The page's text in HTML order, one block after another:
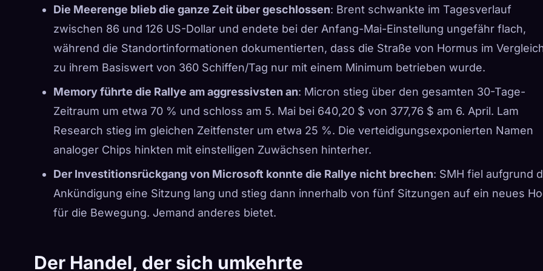
Die Meerenge blieb die ganze Zeit über geschlossen: Brent schwankte im Tagesverlauf
zwischen 86 und 126 US-Dollar und endete bei der Anfang-Mai-Einstellung ungefähr flach,
während die Standortinformationen dokumentierten, dass die Straße von Hormus im
zu ihrem Basiswert von 360 Schiffen/Tag nur mit einem Minimum betrieben wurde.
Memory führte die Rallye am aggressivsten an: Micron stieg über den gesamten 30-Tage-
Zeitraum um etwa 70 % und schloss am 5. Mai bei 640,20 $ von 377,76 $ am 6. April. Lam
Research stieg im gleichen Zeitfenster um etwa 25 %. Die verteidigungsexponierten Namen
analoger Chips hinkten mit einstelligen Zuwächsen hinterher.
Der Investitionsrückgang von Microsoft konnte die Rallye nicht brechen: SMH fiel aufgrund
Ankündigung eine Sitzung lang und stieg dann innerhalb von fünf Sitzungen auf ein neues
für die Bewegung. Jemand anderes bietet.
Der Handel, der sich umkehrte